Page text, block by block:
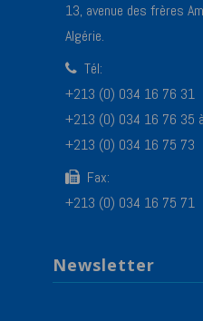
13, avenue des frères
Algérie.
Tél:
+213 (0) 034 16 76 31
+213 (0) 034 16 76 35
+213 (0) 034 16 75 73
Fax:
+213 (0) 034 16 75 71
Newsletter